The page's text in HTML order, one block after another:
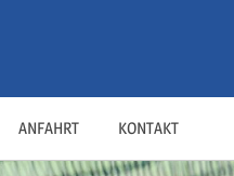
ANFAHRT KONTAKT